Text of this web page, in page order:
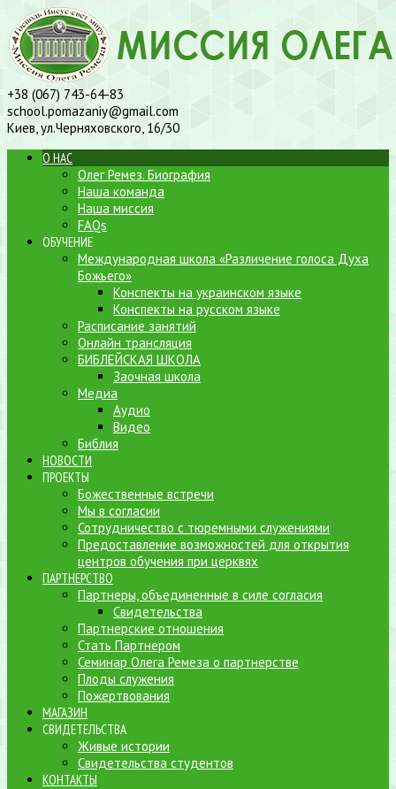
+38 (067) 743-64-83
school.pomazaniy@gmail.com
Киев, ул.Черняховского, 16/30
О НАС
Олег Ремез. Биография
Наша команда
Наша миссия
FAQs
ОБУЧЕНИЕ
Международная школа «Различение голоса Духа
Божьего»
Конспекты на украинском языке
Конспекты на русском языке
Расписание занятий
Онлайн трансляция
БИБЛЕЙСКАЯ ШКОЛА
Заочная школа
Медиа
Аудио
Видео
Библия
НОВОСТИ
ПРОЕКТЫ
Божественные встречи
Мы в согласии
Сотрудничество с тюремными служениями
Предоставление возможностей для открытия
центров обучения при церквях
ПАРТНЕРСТВО
Партнеры, объединенные в силе согласия
Свидетельства
Партнерские отношения
Стать Партнером
Семинар Олега Ремеза о партнерстве
Плоды служения
Пожертвования
МАГАЗИН
СВИДЕТЕЛЬСТВА
Живые истории
Свидетельства студентов
КОНТАКТЫ